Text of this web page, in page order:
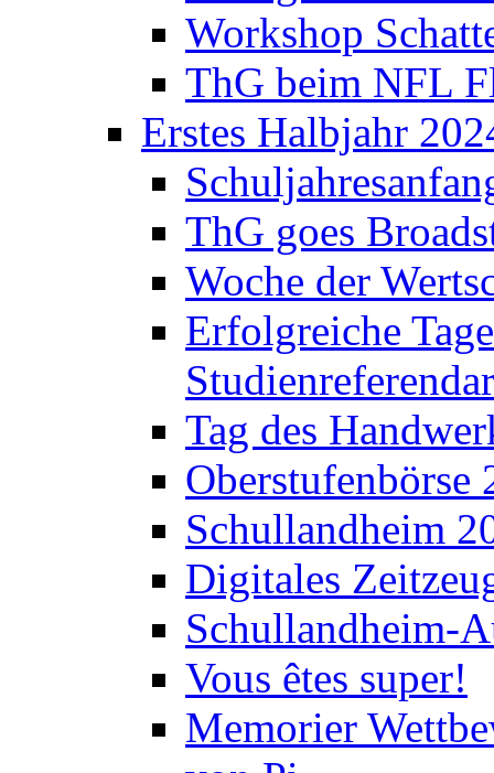
Workshop
ThG beim NFL
Erstes Halbjahr
ThG goes
Woche der
Erfolgreiche
Tag des
Oberstufenbörse
Schullandheim
Digitales
Schullandheim-
Vous êtes super!
Memorier